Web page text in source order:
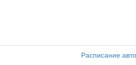
Расписание